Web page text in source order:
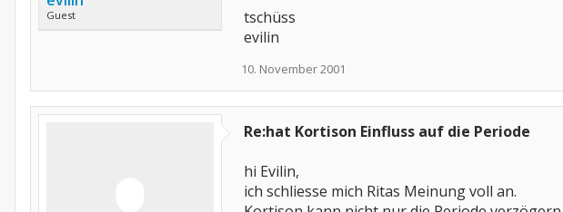
Guest
tschüss
evilin
10. November 2001
Re:hat Kortison Einfluss auf die Periode
hi Evilin,
ich schliesse mich Ritas Meinung voll an.